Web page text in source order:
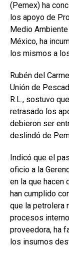
(Pemex) ha
los apoyo de
Medio
México, ha
los mismos a
Rubén del
Unión de
R.L., sostuvo
retrasado los
debieron ser
deslindó de
Indicó que el
oficio a la
en la que hacen
han cumplido
que la petrolera
procesos
proveedora, ha
los insumos